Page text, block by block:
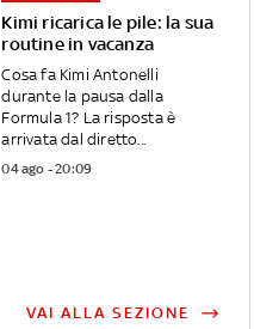
Kimi ricarica le pile: la sua
routine in vacanza
Cosa fa Kimi Antonelli
durante la pausa dalla
Formula 1? La risposta è
arrivata dal diretto...
04 ago - 20:09
VAI ALLA SEZIONE